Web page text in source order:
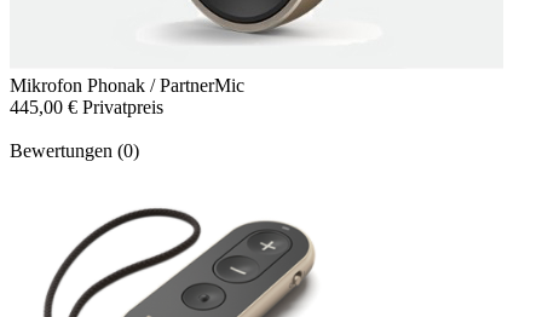
Mikrofon Phonak / PartnerMic
445,00 € Privatpreis
Bewertungen (0)